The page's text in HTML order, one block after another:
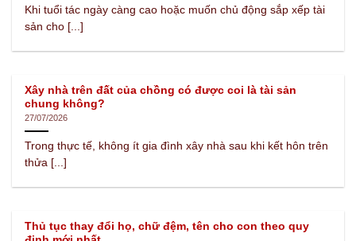
Khi tuổi tác ngày càng cao hoặc muốn chủ động sắp xếp tài
sản cho [...]
Xây nhà trên đất của chồng có được coi là tài sản
chung không?
27/07/2026
Trong thực tế, không ít gia đình xây nhà sau khi kết hôn trên
thửa [...]
Thủ tục thay đổi họ, chữ đệm, tên cho con theo quy